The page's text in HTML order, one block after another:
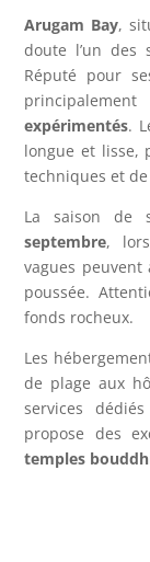
Arugam Bay,
doute l’un des
Réputé pour
expérimentés.
longue et lisse,
techniques et
La saison de
septembre,
vagues
poussée.
fonds rocheux.
Les
de plage aux
services
propose des
temples